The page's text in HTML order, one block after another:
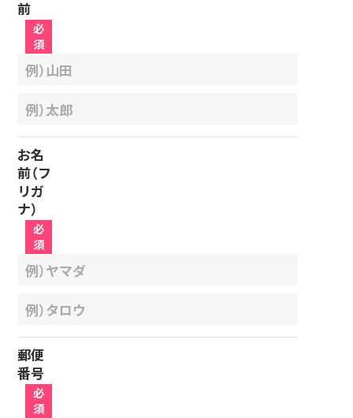
前
必
須
お名
前（フ
リガ
ナ）
必
須
郵便
番号
必
須